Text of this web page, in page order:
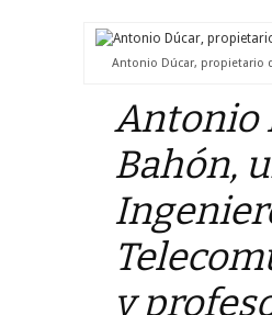
Antonio Dúcar, propietario
Antonio
Bahón,
y